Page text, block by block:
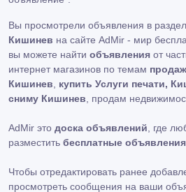
Вы просмотрели объявления в
Кишинев на сайте AdMir - мир
вы можете найти объявления от
интернет магазинов по темам
Кишинев
купить Услуги печати,
сниму Кишинев , продам
AdMir это доска объявлений , где
разместить бесплатные объявления
Чтобы отредактировать ранее
просмотреть сообщения на ваши